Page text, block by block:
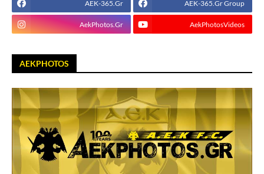
AEK-365.Gr AEK-365.Gr Group
AekPhotos.Gr AekPhotosVideos
AEKPHOTOS